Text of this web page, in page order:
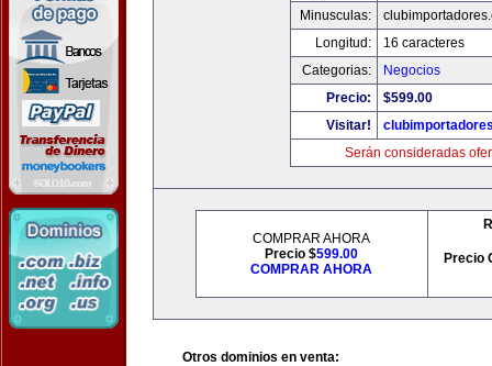
Minusculas:
Longitud:
16 caracteres
Categorias:
Negocios
Precio:
$599.00
Visitar!
Serán consideradas
COMPRAR AHORA
Precio $599.00
COMPRAR AHORA
Precio
Otros dominios en venta: